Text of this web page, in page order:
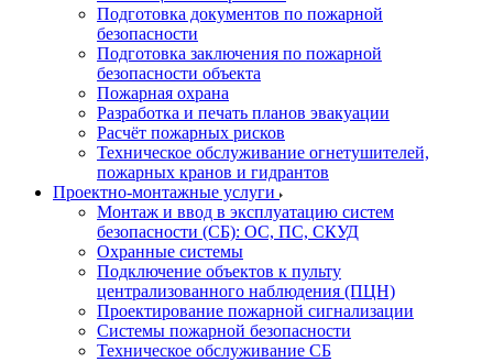
Подготовка документов по пожарной
безопасности
Подготовка заключения по пожарной
безопасности объекта
Пожарная охрана
Разработка и печать планов эвакуации
Расчёт пожарных рисков
Техническое обслуживание огнетушителей,
пожарных кранов и гидрантов
Проектно-монтажные услуги
Монтаж и ввод в эксплуатацию систем
безопасности (СБ): ОС, ПС, СКУД
Охранные системы
Подключение объектов к пульту
централизованного наблюдения (ПЦН)
Проектирование пожарной сигнализации
Системы пожарной безопасности
Техническое обслуживание СБ